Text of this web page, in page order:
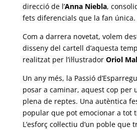
direcció de l’Anna Niebla,
fets diferencials que la fan única.
Com a darrera novetat, volem
disseny del cartell d’aquesta
realitzat per l’il·lustrador Oriol
Un any més, la Passió
posar a caminar, aquest cop per
plena de reptes. Una autèntica
popular que pot emocionar a tot
L’esforç col·lectiu d’un poble que